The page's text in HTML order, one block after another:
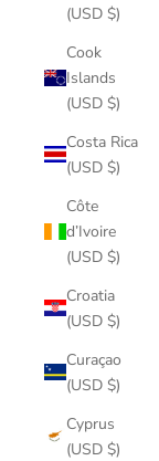
(USD $)
Cook
Islands
(USD $)
Costa Rica
(USD $)
Côte
d’Ivoire
(USD $)
Croatia
(USD $)
Curaçao
(USD $)
Cyprus
(USD $)